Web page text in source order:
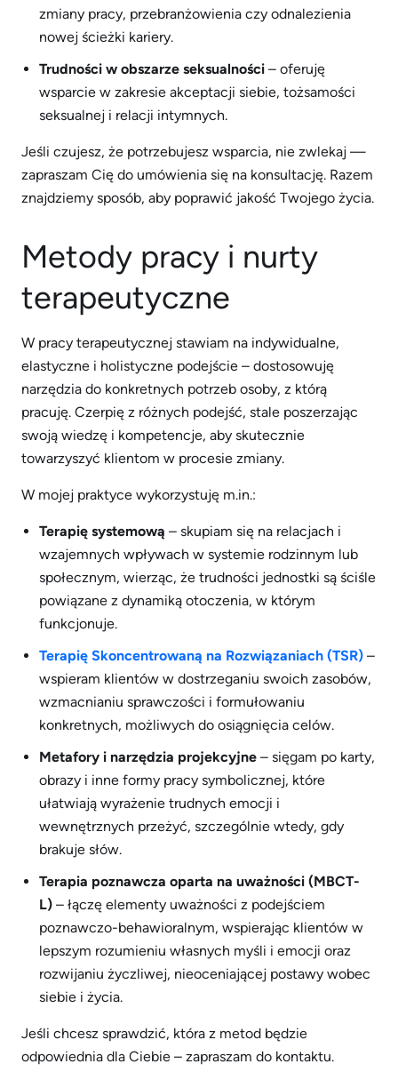
zmiany pracy, przebranżowienia czy odnalezienia
nowej ścieżki kariery.
Trudności w obszarze seksualności – oferuję
wsparcie w zakresie akceptacji siebie, tożsamości
seksualnej i relacji intymnych.
Jeśli czujesz, że potrzebujesz wsparcia, nie zwlekaj —
zapraszam Cię do umówienia się na konsultację. Razem
znajdziemy sposób, aby poprawić jakość Twojego życia.
Metody pracy i nurty
terapeutyczne
W pracy terapeutycznej stawiam na indywidualne,
elastyczne i holistyczne podejście – dostosowuję
narzędzia do konkretnych potrzeb osoby, z którą
pracuję. Czerpię z różnych podejść, stale poszerzając
swoją wiedzę i kompetencje, aby skutecznie
towarzyszyć klientom w procesie zmiany.
W mojej praktyce wykorzystuję m.in.:
Terapię systemową – skupiam się na relacjach i
wzajemnych wpływach w systemie rodzinnym lub
społecznym, wierząc, że trudności jednostki są ściśle
powiązane z dynamiką otoczenia, w którym
funkcjonuje.
Terapię Skoncentrowaną na Rozwiązaniach (TSR) –
wspieram klientów w dostrzeganiu swoich zasobów,
wzmacnianiu sprawczości i formułowaniu
konkretnych, możliwych do osiągnięcia celów.
Metafory i narzędzia projekcyjne – sięgam po karty,
obrazy i inne formy pracy symbolicznej, które
ułatwiają wyrażenie trudnych emocji i
wewnętrznych przeżyć, szczególnie wtedy, gdy
brakuje słów.
Terapia poznawcza oparta na uważności (MBCT-
L) – łączę elementy uważności z podejściem
poznawczo-behawioralnym, wspierając klientów w
lepszym rozumieniu własnych myśli i emocji oraz
rozwijaniu życzliwej, nieoceniającej postawy wobec
siebie i życia.
Jeśli chcesz sprawdzić, która z metod będzie
odpowiednia dla Ciebie – zapraszam do kontaktu.